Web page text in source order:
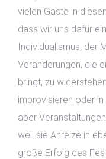
vielen Gäste in
dass wir uns dafür
Individualismus, der
Veränderungen, die
bringt, zu
improvisieren oder in
aber
weil sie Anreize in
große Erfolg des